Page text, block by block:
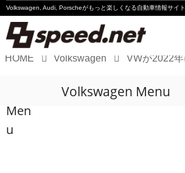
Volkswagen, Audi, Porscheがもっと楽しくなる自動車情報サイト
Audi
HOME Volkswagen
Men
u
Volkswagen Menu